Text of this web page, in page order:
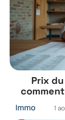
Prix
Immo 1